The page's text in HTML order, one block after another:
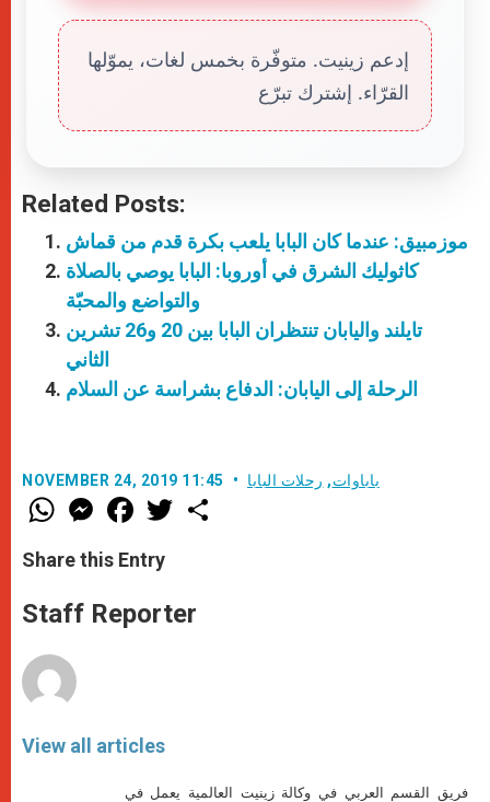
إدعم زينيت. متوفّرة بخمس لغات، يموّلها
القرّاء. إشترك تبرّع
Related Posts:
موزمبيق: عندما كان البابا يلعب بكرة قدم من قماش
كاثوليك الشرق في أوروبا: البابا يوصي بالصلاة
والتواضع والمحبّة
تايلند واليابان تنتظران البابا بين 20 و26 تشرين
الثاني
الرحلة إلى اليابان: الدفاع بشراسة عن السلام
NOVEMBER 24, 2019 11:45 باباوات, رحلات البابا
W
h
t
s
p
p
M
e
s
e
g
e
F
a
e
b
o
k
w
r
Share this Entry
Staff Reporter
View all articles
فريق القسم العربي في وكالة زينيت العالمية يعمل في